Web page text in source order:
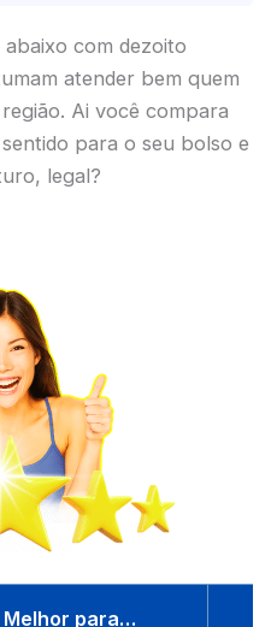
com dezoito
atender bem quem
Ai você compara
para o seu bolso e
legal?
Melhor para…